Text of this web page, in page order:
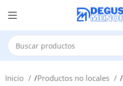
Inicio Productos no locales